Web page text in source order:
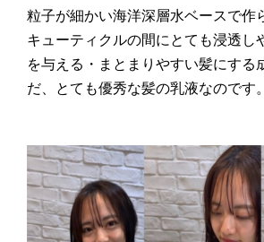
粒子が細かい海洋深層水ベースで作
キューティクルの間にとても浸透し
を与える・まとまりやすい髪にする
だ、とても優秀な髪の乳液なのです。